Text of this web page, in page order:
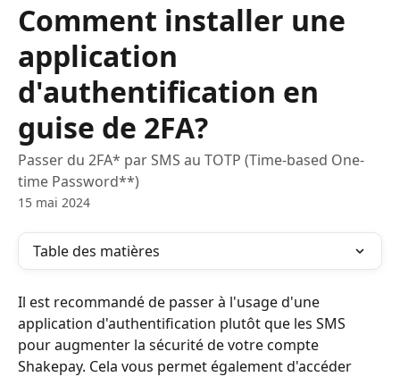
Comment installer une
application
d'authentification en
guise de 2FA?
Passer du 2FA* par SMS au TOTP (Time-based One-
time Password**)
15 mai 2024
Table des matières
Il est recommandé de passer à l'usage d'une
application d'authentification plutôt que les SMS
pour augmenter la sécurité de votre compte
Shakepay. Cela vous permet également d'accéder